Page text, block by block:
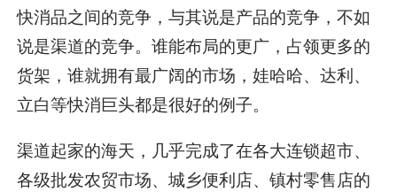
快消品之间的竞争，与其说是产品的竞争，不如
说是渠道的竞争。谁能布局的更广，占领更多的
货架，谁就拥有最广阔的市场，娃哈哈、达利、
立白等快消巨头都是很好的例子。
渠道起家的海天，几乎完成了在各大连锁超市、
各级批发农贸市场、城乡便利店、镇村零售店的